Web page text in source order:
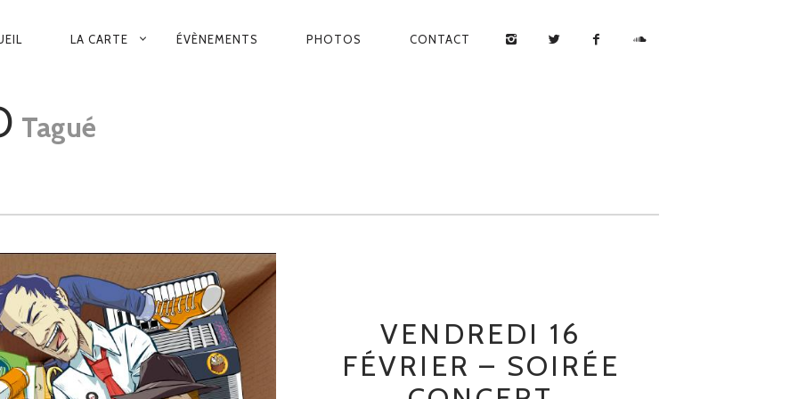
LA CARTE ÉVÈNEMENTS PHOTOS CONTACT
Tagué
VENDREDI 16
FÉVRIER – SOIRÉE